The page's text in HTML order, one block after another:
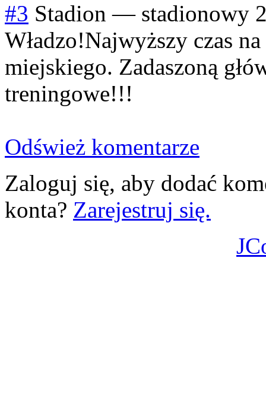
#3 Stadion — stadionowy
Władzo!Najwyższy czas
miejskiego. Zadaszoną
treningowe!!!
Odśwież komentarze
Zaloguj się, aby dodać
konta? Zarejestruj się.